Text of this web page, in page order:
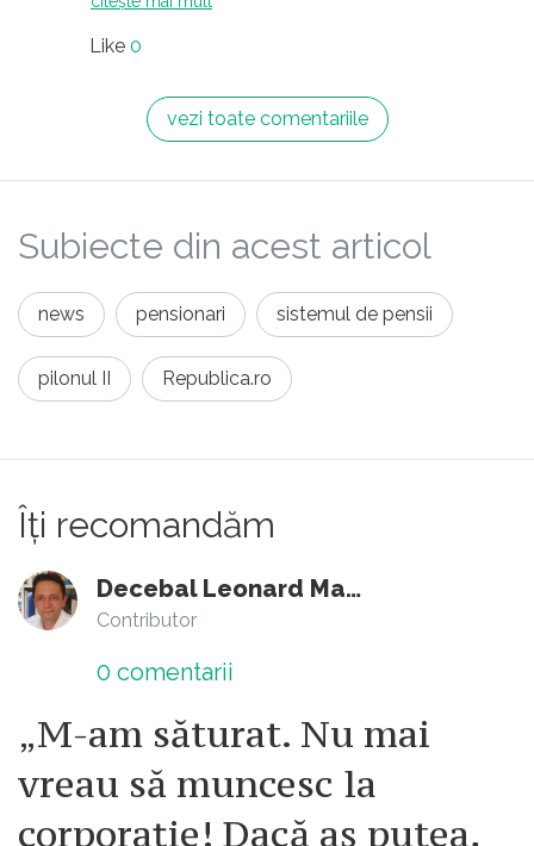
bune de timp, iar în prezent salariul este mai
modest. QED.
Like 0
vezi toate comentariile
Subiecte din acest articol
news pensionari sistemul de pensii
pilonul II Republica.ro
Îți recomandăm
Decebal Leonard Marin
Contributor
0 comentarii
„M-am săturat. Nu mai
vreau să muncesc la
corporație! Dacă aș putea,